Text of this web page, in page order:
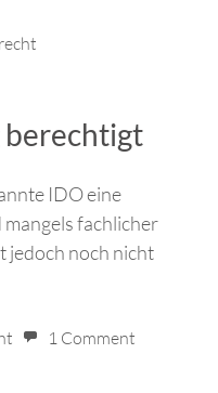
berechtigt
IDO eine
fachlicher
jedoch noch nicht
1 Comment